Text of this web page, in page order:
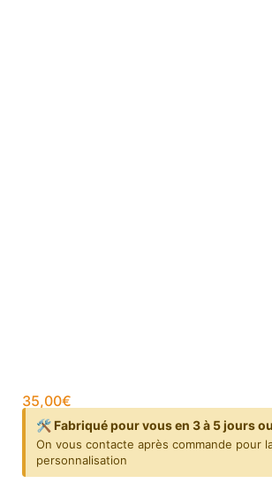
35,00€
🛠️ Fabriqué pour vous en 3 à 5 jours
On vous contacte après commande pour
personnalisation